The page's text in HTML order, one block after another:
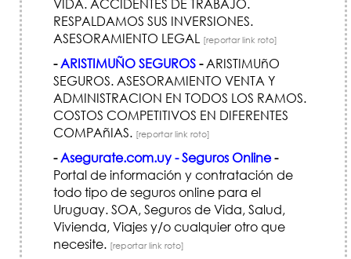
RESPALDAMOS SUS INVERSIONES.
ASESORAMIENTO LEGAL [reportar link roto]
-ARISTIMUÑO SEGUROS-ARISTIMUñO
SEGUROS. ASESORAMIENTO VENTA Y
ADMINISTRACION EN TODOS LOS RAMOS.
COSTOS COMPETITIVOS EN DIFERENTES
COMPAñIAS. [reportar link roto]
-Asegurate.com.uy - Seguros Online-
Portal de información y contratación de
todo tipo de seguros online para el
Uruguay. SOA, Seguros de Vida, Salud,
Vivienda, Viajes y/o cualquier otro que
necesite. [reportar link roto]